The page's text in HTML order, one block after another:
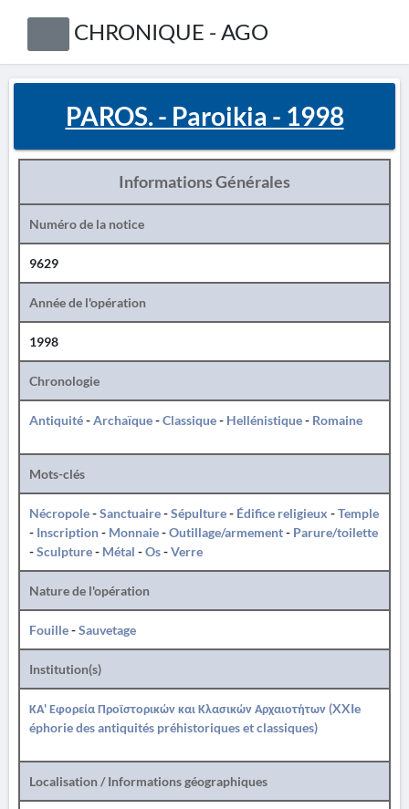
CHRONIQUE - AGO
PAROS. - Paroikia - 1998
Informations Générales
Numéro de la notice
9629
Année de l'opération
1998
Chronologie
Antiquité-Archaïque-Classique- Hellénistique- Romaine
Mots-clés
Nécropole-Sanctuaire-Sépulture- Édifice religieux -Temple
- Inscription- Monnaie-Outillage/armement- Parure/toilette
-Sculpture- Métal -Os-Verre
Nature de l'opération
Fouille-Sauvetage
Institution(s)
ΚΑ' Εφορεία Προϊστορικών και Κλασικών Αρχαιοτήτων (XXIe
éphorie des antiquités préhistoriques et classiques)
Localisation / Informations géographiques